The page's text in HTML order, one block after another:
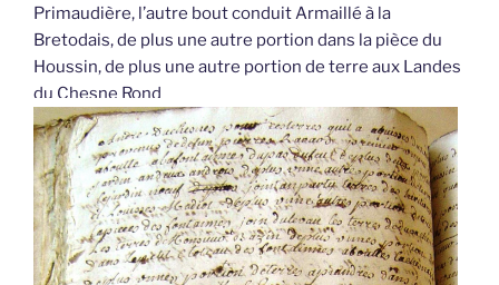
Primaudière, l’autre bout conduit Armaillé à la
Bretodais, de plus une autre portion dans la pièce du
Houssin, de plus une autre portion de terre aux Landes
du Chesne Rond